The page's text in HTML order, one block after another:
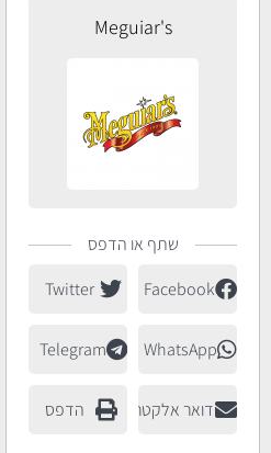
Meguiar's
שתף או הדפס
Facebook
Twitter
WhatsApp
Telegram
דואר אלקטרוני הדפס